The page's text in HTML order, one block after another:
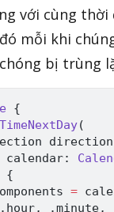
với cùng
mỗi khi
bị trùng
{
(
direction
calendar
:
{
=
. hour, .minute,